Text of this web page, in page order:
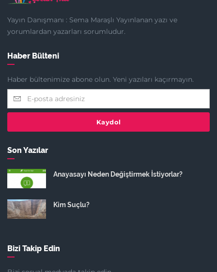
Yayın Danışmanı : Sema Maraşlı Yayınlanan yazı ve
yorumlardan yazarları sorumludur.
Haber Bülteni
Haber bültenimize abone olun. Yeni yazıları kaçırmayın.
Kaydol
Son Yazılar
Anayasayı Neden Değiştirmek İstiyorlar?
Kim Suçlu?
Bizi Takip Edin